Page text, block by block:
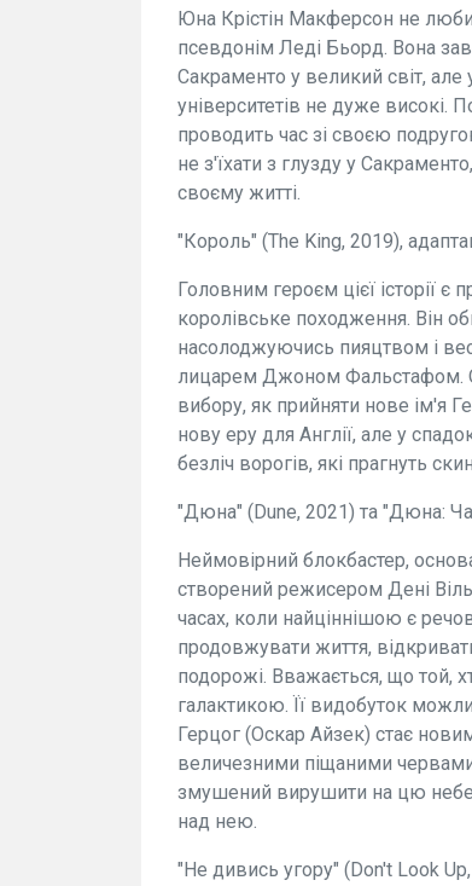
Юна Крістін Макферсон не
псевдонім Леді Бьорд. Вона
Сакраменто у великий світ,
університетів не дуже високі.
проводить час зі своєю
не з'їхати з глузду у
своєму житті.
"Король" (The King, 2019),
Головним героєм цієї історії
королівське походження. Він
насолоджуючись пияцтвом і
лицарем Джоном Фальстафом.
вибору, як прийняти нове ім'я
нову еру для Англії, але у
безліч ворогів, які прагнуть
"Дюна" (Dune, 2021) та "Дюна:
Неймовірний блокбастер,
створений режисером Дені
часах, коли найціннішою є
продовжувати життя,
подорожі. Вважається, що той,
галактикою. Її видобуток
Герцог (Оскар Айзек) стає
величезними піщаними
змушений вирушити на цю
над нею.
"Не дивись угору" (Don't Look